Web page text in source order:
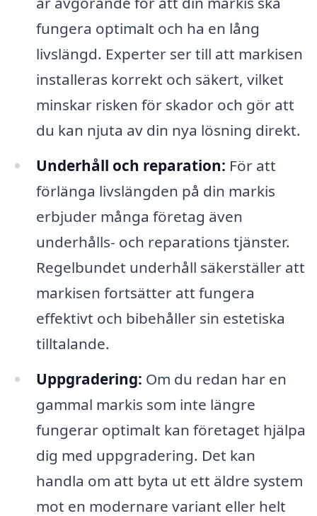
fungera optimalt och ha en lång
livslängd. Experter ser till att markisen
installeras korrekt och säkert, vilket
minskar risken för skador och gör att
du kan njuta av din nya lösning direkt.
Underhåll och reparation: För att
förlänga livslängden på din markis
erbjuder många företag även
underhålls- och reparations tjänster.
Regelbundet underhåll säkerställer att
markisen fortsätter att fungera
effektivt och bibehåller sin estetiska
tilltalande.
Uppgradering: Om du redan har en
gammal markis som inte längre
fungerar optimalt kan företaget hjälpa
dig med uppgradering. Det kan
handla om att byta ut ett äldre system
mot en modernare variant eller helt